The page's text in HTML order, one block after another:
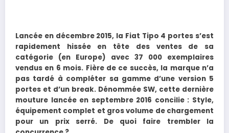
Lancée en décembre 2015, la Fiat Tipo 4 portes s’est
rapidement hissée en tête des ventes de sa
catégorie (en Europe) avec 37 000 exemplaires
vendus en 6 mois. Fière de ce succès, la marque n’a
pas tardé à compléter sa gamme d’une version 5
portes et d’un break. Dénommée SW, cette dernière
mouture lancée en septembre 2016 concilie : Style,
équipement complet et gros volume de chargement
pour un prix serré. De quoi faire trembler la